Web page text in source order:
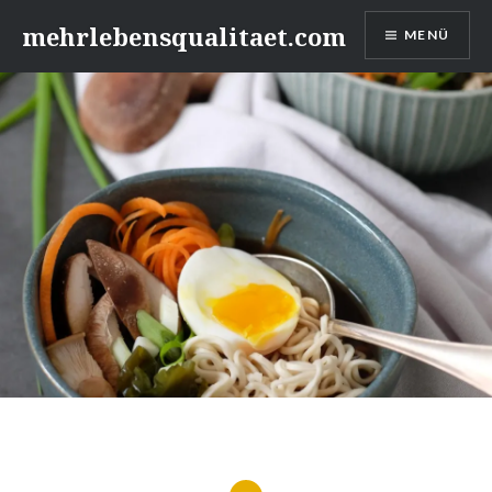
Inhalt
springen
mehrlebensqualitaet.com MENÜ